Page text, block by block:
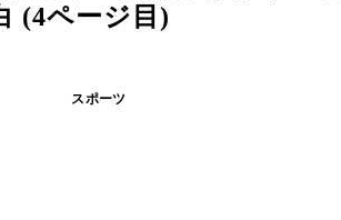
(4ページ目)
スポーツ